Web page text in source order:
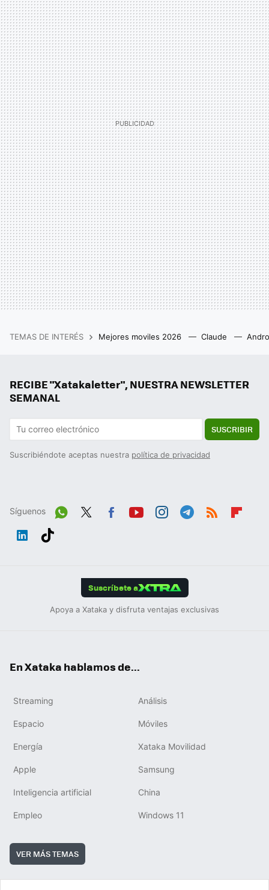
TEMAS DE INTERÉS Mejores moviles 2026 Claude
RECIBE "Xatakaletter", NUESTRA NEWSLETTER
SEMANAL
SUSCRIBIR
Suscribiéndote aceptas nuestra política de privacidad
Síguenos
Wh
Suscríbete a
Apoya a Xataka y disfruta ventajas exclusivas
En Xataka hablamos de...
Streaming Análisis
Espacio Móviles
Energía Xataka Movilidad
Apple Samsung
Inteligencia artificial China
Empleo Windows 11
VER MÁS TEMAS